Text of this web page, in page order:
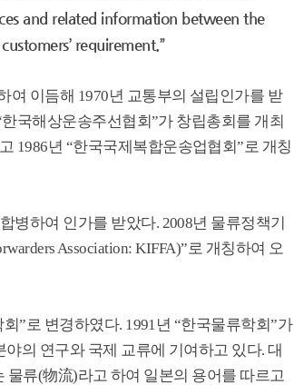
and related information between the
requirement.”
여 이듬해 1970년 교통부의 설립인가를 받
국해상운송주선협회”가 창립총회를 개최
1986년 “한국국제복합운송업협회”로 개칭
병하여 인가를 받았다. 2008년 물류정책기
Association: KIFFA)”로 개칭하여 오
”로 변경하였다. 1991년 “한국물류학회”가
의 연구와 국제 교류에 기여하고 있다. 대
물류(物流)라고 하여 일본의 용어를 따르고